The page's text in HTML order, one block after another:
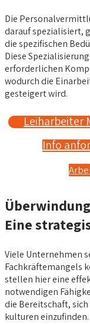
Die
darauf spezialisiert,
die spezifischen
Diese
erforderlichen
wodurch die
gesteigert wird.
Leiharbeiter
Info
Eine
Viele Unternehmen
Fachkräftemangels
stellen hier eine
notwendigen
die Bereitschaft,
kulturen einzufinden.